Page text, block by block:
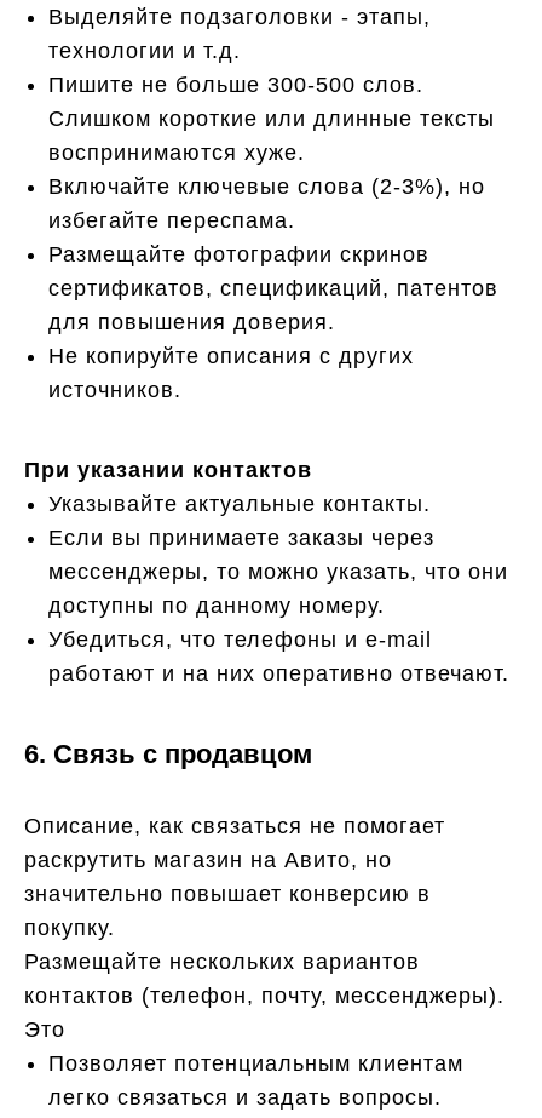
Выделяйте подзаголовки - этапы,
технологии и т.д.
Пишите не больше 300-500 слов.
Слишком короткие или длинные тексты
воспринимаются хуже.
Включайте ключевые слова (2-3%), но
избегайте переспама.
Размещайте фотографии скринов
сертификатов, спецификаций, патентов
для повышения доверия.
Не копируйте описания с других
источников.
При указании контактов
Указывайте актуальные контакты.
Если вы принимаете заказы через
мессенджеры, то можно указать, что они
доступны по данному номеру.
Убедиться, что телефоны и e-mail
работают и на них оперативно отвечают.
6. Связь с продавцом
Описание, как связаться не помогает
раскрутить магазин на Авито, но
значительно повышает конверсию в
покупку.
Размещайте нескольких вариантов
контактов (телефон, почту, мессенджеры).
Это
Позволяет потенциальным клиентам
легко связаться и задать вопросы.